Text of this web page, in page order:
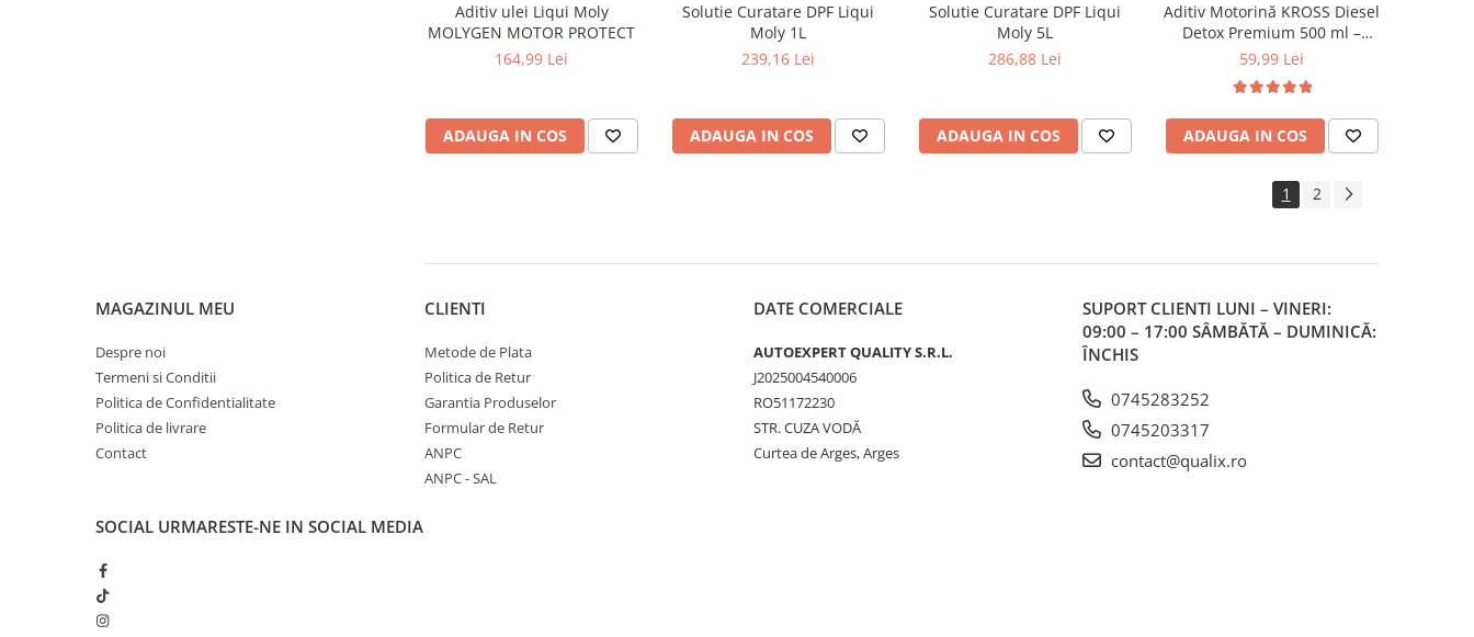
Ulei Transmisie
Aditiv ulei Liqui Moly
MOLYGEN MOTOR PROTECT
164,99 Lei
ADAUGA IN COS
Solutie Curatare DPF Liqui
Moly 1L
239,16 Lei
ADAUGA IN COS
Solutie Curatare DPF Liqui
Moly 5L
286,88 Lei
ADAUGA IN COS
Aditiv Motorină KROSS Diesel
Detox Premium 500 ml –
Curățare Injectoare, DPF, EGR
59,99 Lei
ADAUGA IN COS
1 2
MAGAZINUL MEU
Despre noi
Termeni si Conditii
Politica de Confidentialitate
Politica de livrare
Contact
CLIENTI
Metode de Plata
Politica de Retur
Garantia Produselor
Formular de Retur
ANPC
ANPC - SAL
DATE COMERCIALE
AUTOEXPERT QUALITY S.R.L.
J2025004540006
RO51172230
STR. CUZA VODĂ
Curtea de Arges, Arges
SUPORT CLIENTI LUNI – VINERI:
09:00 – 17:00 SÂMBĂTĂ – DUMINICĂ:
ÎNCHIS
0745283252
0745203317
contact@qualix.ro
SOCIAL URMARESTE-NE IN SOCIAL MEDIA